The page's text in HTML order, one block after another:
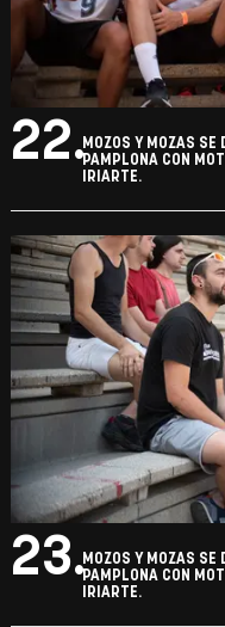
22.MOZOS Y MOZAS SE
PAMPLONA CON
IRIARTE.
23.MOZOS Y MOZAS SE
PAMPLONA CON
IRIARTE.